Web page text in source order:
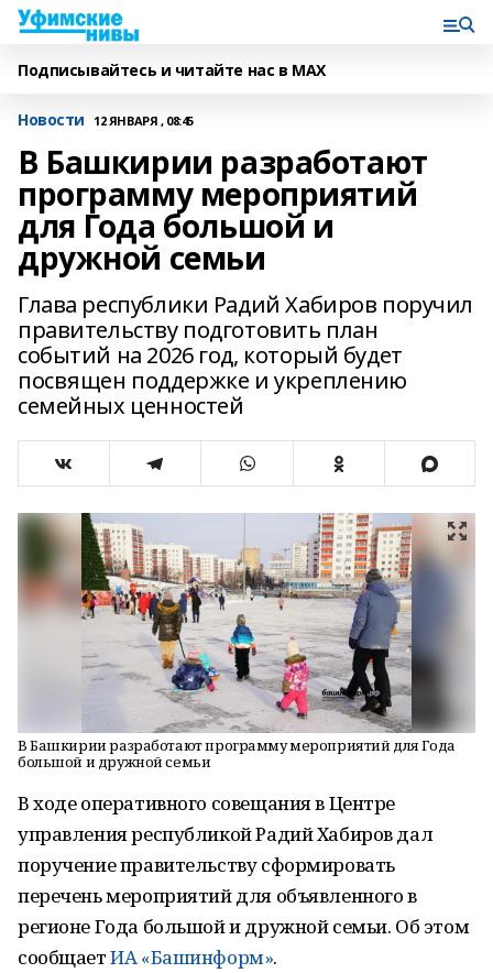
Подписывайтесь и читайте нас в MAX
Новости 12 ЯНВАРЯ , 08:45
В Башкирии разработают
программу мероприятий
для Года большой и
дружной семьи
Глава республики Радий Хабиров поручил
правительству подготовить план
событий на 2026 год, который будет
посвящен поддержке и укреплению
семейных ценностей
В Башкирии разработают программу мероприятий для Года
большой и дружной семьи
В ходе оперативного совещания в Центре
управления республикой Радий Хабиров дал
поручение правительству сформировать
перечень мероприятий для объявленного в
регионе Года большой и дружной семьи. Об этом
сообщаетИА «Башинформ».